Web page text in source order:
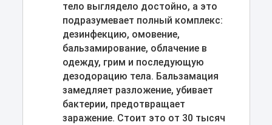
тело выглядело достойно, а это
подразумевает полный комплекс:
дезинфекцию, омовение,
бальзамирование, облачение в
одежду, грим и последующую
дезодорацию тела. Бальзамация
замедляет разложение, убивает
бактерии, предотвращает
заражение. Стоит это от 30 тысяч